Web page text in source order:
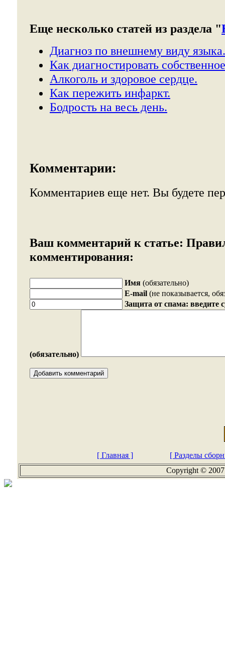
Еще несколько статей из раздела "
Диагноз по внешнему виду языка.
Как диагностировать
Алкоголь и здоровое сердце.
Как пережить инфаркт.
Бодрость на весь день.
Комментарии:
Комментариев еще нет. Вы будете
Ваш комментарий к статье:
комментирования:
Имя (обязательно)
E-mail (не показывается,
Защита от спама: введите
(обязательно)
[ Главная ]
[ Разделы
Copyright ©